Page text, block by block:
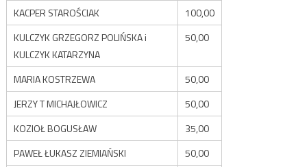
KACPER STAROŚCIAK
100,00
KULCZYK GRZEGORZ POLIŃSKA i
KULCZYK KATARZYNA
50,00
MARIA KOSTRZEWA
50,00
JERZY T MICHAJŁOWICZ
50,00
KOZIOŁ BOGUSŁAW
35,00
PAWEŁ ŁUKASZ ZIEMIAŃSKI
50,00